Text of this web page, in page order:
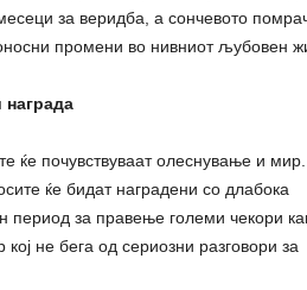
за веридба, а сончевото
промени во нивниот љубовен
награда
ќе почувствуваат олеснување и мир.
ќе бидат наградени со длабока
период за правење големи чекори
не бега од сериозни разговори за